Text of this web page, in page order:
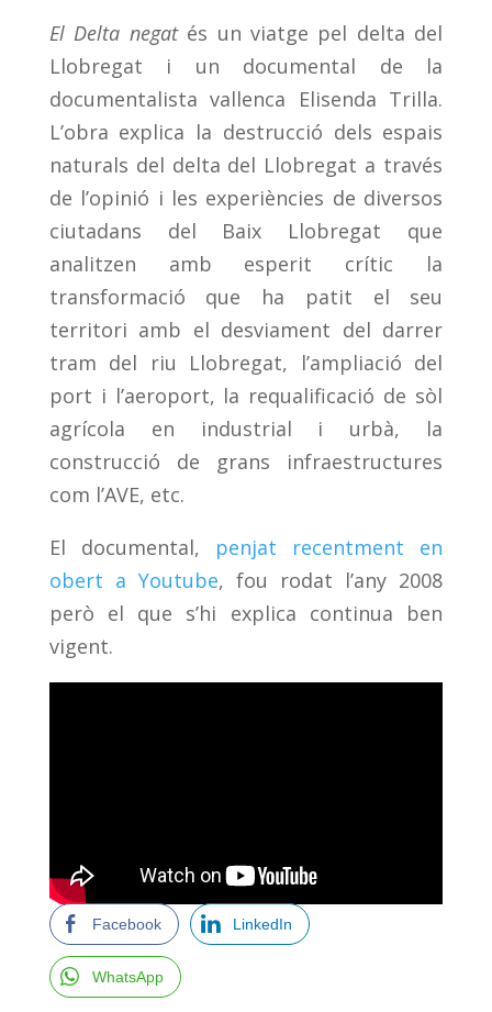
El Delta negatés un viatge pel delta del
Llobregat i un documental de la
documentalista vallenca Elisenda Trilla.
L’obra explica la destrucció dels espais
naturals del delta del Llobregat a través
de l’opinió i les experiències de diversos
ciutadans del Baix Llobregat que
analitzen amb esperit crític la
transformació que ha patit el seu
territori amb el desviament del darrer
tram del riu Llobregat, l’ampliació del
port i l’aeroport, la requalificació de sòl
agrícola en industrial i urbà, la
construcció de grans infraestructures
com l’AVE, etc.
El documental, penjat recentment en
obert a Youtube, fou rodat l’any 2008
però el que s’hi explica continua ben
vigent.
Facebook LinkedIn
WhatsApp